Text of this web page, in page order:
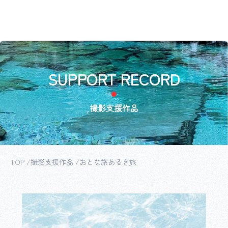
SUPPORT RECORD
撮影支援作品
TOP 撮影支援作品 おとな旅あるき旅